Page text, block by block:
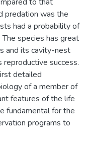
predation was the
had a probability of
species has great
and its cavity-nest
success.
detailed
of a member of
features of the life
fundamental for the
programs to